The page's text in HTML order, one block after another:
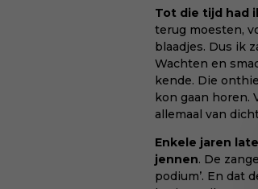
Tot die tijd had
terug moesten,
blaadjes. Dus ik
Wachten en
kende. Die
kon gaan horen.
allemaal van
Enkele jaren
jennen. De
podium’. En dat